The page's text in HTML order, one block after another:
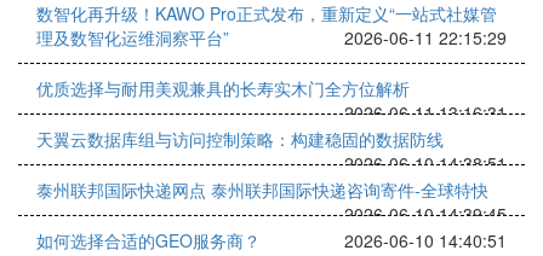
数智化再升级！KAWO Pro正式发布，重新定义“一站式社媒管
理及数智化运维洞察平台”
2026-06-11 22:15:29
优质选择与耐用美观兼具的长寿实木门全方位解析
2026-06-11 13:16:31
天翼云数据库组与访问控制策略：构建稳固的数据防线
2026-06-10 14:38:51
泰州联邦国际快递网点 泰州联邦国际快递咨询寄件-全球特快
2026-06-10 14:39:45
如何选择合适的GEO服务商？
2026-06-10 14:40:51